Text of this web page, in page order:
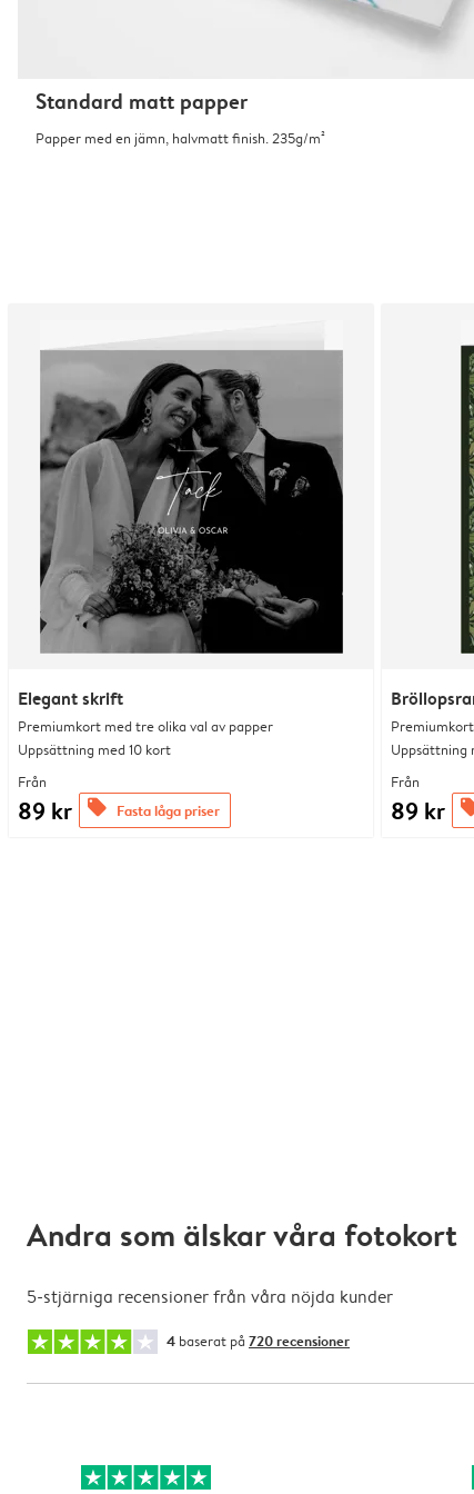
Standard matt papper
Papper med en jämn, halvmatt finish. 235g/m²
Elegant skrift
Premiumkort med tre olika val av papper
Uppsättning med 10 kort
Från
89 kr offers Fasta låga priser
Uppsättning
Från
89 kr
Andra som älskar våra fotokort
5-stjärniga recensioner från våra nöjda kunder
4 baserat på 720 recensioner